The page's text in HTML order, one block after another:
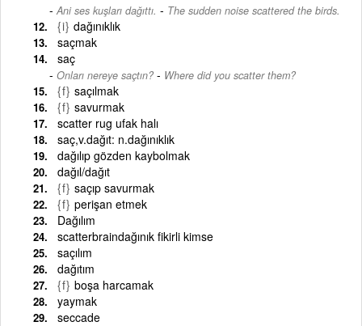
Ani ses kuşları dağıttı. - The sudden noise scattered the birds.
{i} dağınıklık
saçmak
saç
Onları nereye saçtın? - Where did you scatter them?
{f} saçılmak
{f} savurmak
scatter rug ufak halı
saç,v.dağıt: n.dağınıklık
dağılıp gözden kaybolmak
dağıl/dağıt
{f} saçıp savurmak
{f} perişan etmek
Dağılım
scatterbraindağınık fikirli kimse
saçılım
dağıtım
{f} boşa harcamak
yaymak
seccade